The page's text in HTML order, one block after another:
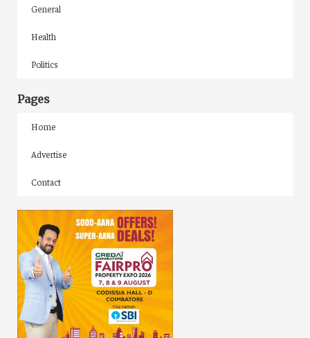
General
Health
Politics
Pages
Home
Advertise
Contact